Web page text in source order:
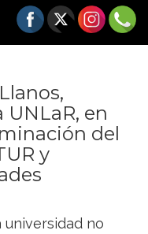
en
del
y
universidad no